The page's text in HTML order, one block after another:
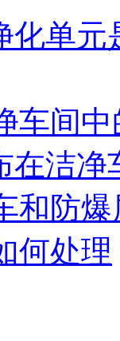
化单
车间
在洁
和防
何处理